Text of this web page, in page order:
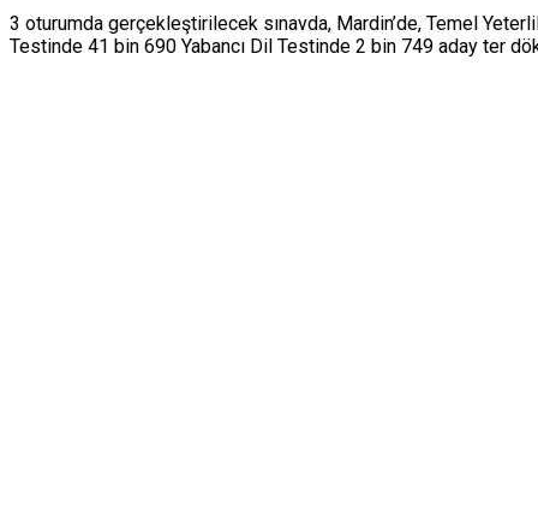
3 oturumda gerçekleştirilecek sınavda, Mardin’de, Temel
Testinde 41 bin 690 Yabancı Dil Testinde 2 bin 749 aday ter